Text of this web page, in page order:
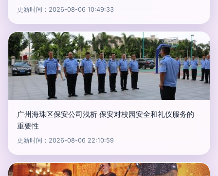
更新时间：2026-08-06 10:49:33
广州海珠区保安公司浅析 保安对校园安全和礼仪服务的
重要性
更新时间：2026-08-06 22:10:59